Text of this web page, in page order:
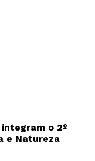
o 2º
e Natureza